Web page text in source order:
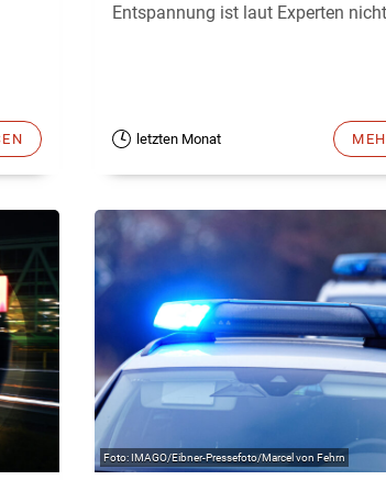
Entspannung ist laut Experten
letzten Monat
IMAGO/Eibner-Pressefoto/Marcel von Fehrn